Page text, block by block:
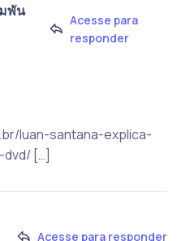
พัน
Acesse para
responder
luan-santana-explica-
[…]
Acesse para responder